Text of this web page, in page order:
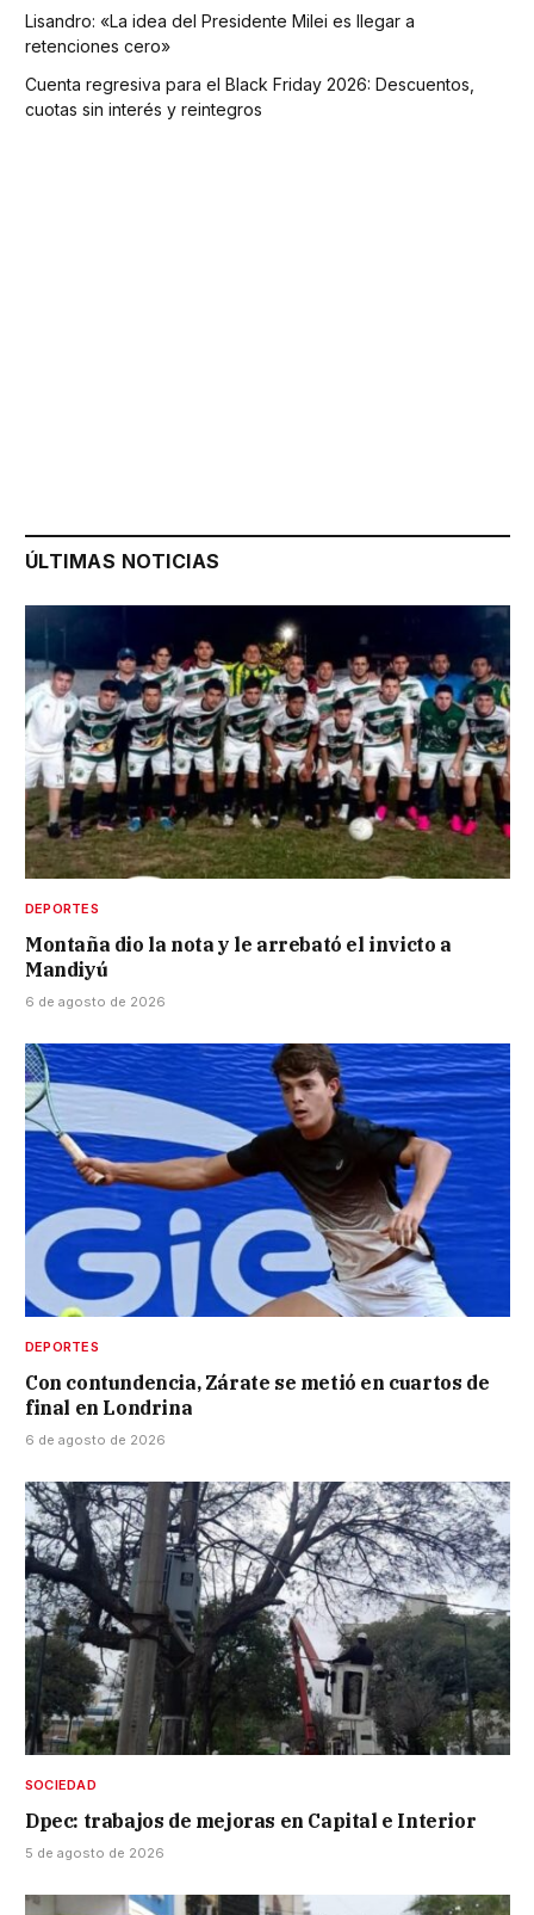
Lisandro: «La idea del Presidente Milei es llegar a
retenciones cero»
Cuenta regresiva para el Black Friday 2026: Descuentos,
cuotas sin interés y reintegros
ÚLTIMAS NOTICIAS
DEPORTES
Montaña dio la nota y le arrebató el invicto a
Mandiyú
6 de agosto de 2026
DEPORTES
Con contundencia, Zárate se metió en cuartos de
final en Londrina
6 de agosto de 2026
SOCIEDAD
Dpec: trabajos de mejoras en Capital e Interior
5 de agosto de 2026